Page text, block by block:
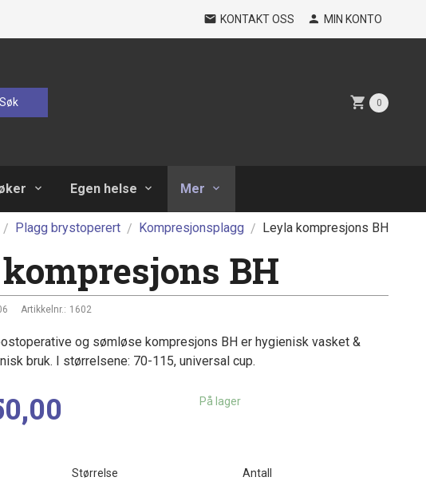
KONTAKT OSS MIN KONTO
Søk 0
Egen helse Mer
Plagg brystoperert Kompresjonsplagg Leyla kompresjons BH
BH
Artikkelnr.: 1602
og sømløse kompresjons BH er hygienisk vasket &
bruk. I størrelsene: 70-115, universal cup.
På lager
Størrelse Antall